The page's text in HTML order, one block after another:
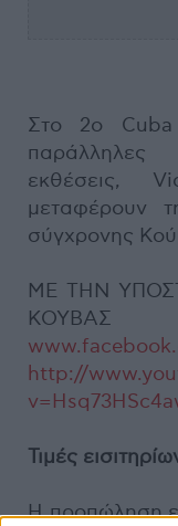
Στο 2ο
παράλληλες
εκθέσεις,
μεταφέρουν
σύγχρονης
ΜΕ ΤΗΝ
http://
Τιμές
Η προπώληση